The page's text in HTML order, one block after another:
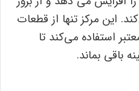
این مرکز تنها از قطعات
استفاده می‌کند تا
بماند.